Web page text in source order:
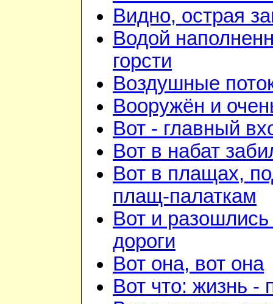
Видно, острая
Водой
горсти
Воздушные
Вооружён и
Вот - главный
Вот в набат
Вот в плащах,
плащ-палаткам
Вот и разошлись
дороги
Вот она, вот она
Вот что: жизнь -